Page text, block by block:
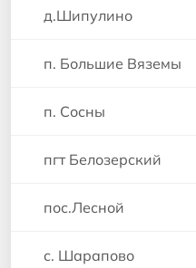
д.Шипулино
п. Большие Вяземы
п. Сосны
пгт Белозерский
пос.Лесной
с. Шарапово